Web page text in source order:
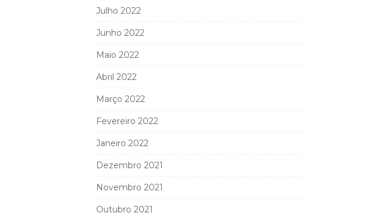
Julho 2022
Junho 2022
Maio 2022
Abril 2022
Março 2022
Fevereiro 2022
Janeiro 2022
Dezembro 2021
Novembro 2021
Outubro 2021